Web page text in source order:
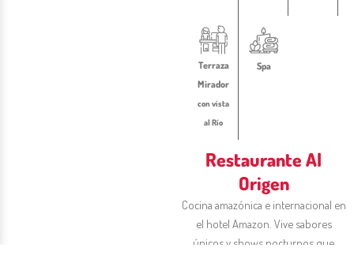
Terraza
Mirador
con vista
al Río
Spa
Restaurante Al
Origen
Cocina amazónica e internacional en
el hotel Amazon. Vive sabores
únicos y shows nocturnos que